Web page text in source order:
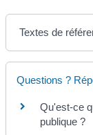
Textes de
Questions ?
Qu'est-ce
publique ?